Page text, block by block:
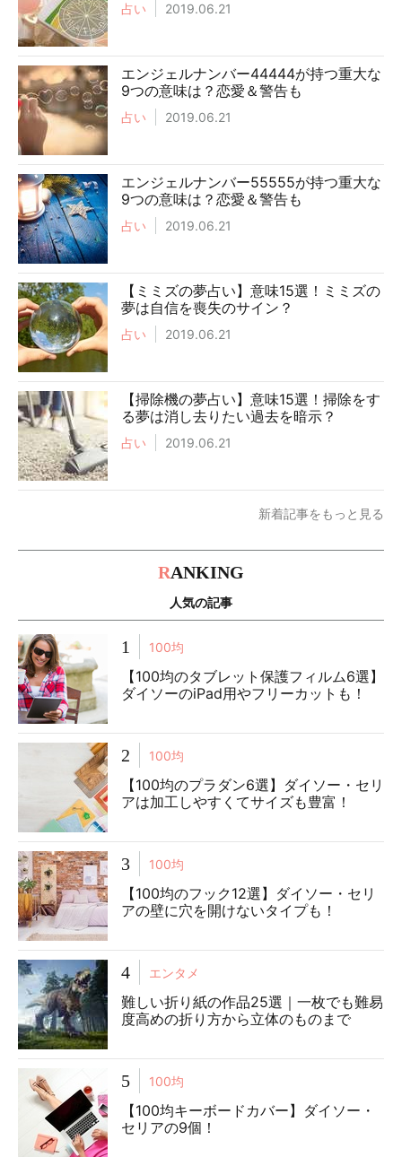
占い 2019.06.21
エンジェルナンバー44444が持つ重大な
9つの意味は？恋愛＆警告も
占い 2019.06.21
エンジェルナンバー55555が持つ重大な
9つの意味は？恋愛＆警告も
占い 2019.06.21
【ミミズの夢占い】意味15選！ミミズの
夢は自信を喪失のサイン？
占い 2019.06.21
【掃除機の夢占い】意味15選！掃除をす
る夢は消し去りたい過去を暗示？
占い 2019.06.21
新着記事をもっと見る
RANKING
人気の記事
1 100均
【100均のタブレット保護フィルム6選】
ダイソーのiPad用やフリーカットも！
2 100均
【100均のプラダン6選】ダイソー・セリ
アは加工しやすくてサイズも豊富！
3 100均
【100均のフック12選】ダイソー・セリ
アの壁に穴を開けないタイプも！
4 エンタメ
難しい折り紙の作品25選｜一枚でも難易
度高めの折り方から立体のものまで
5 100均
【100均キーボードカバー】ダイソー・
セリアの9個！